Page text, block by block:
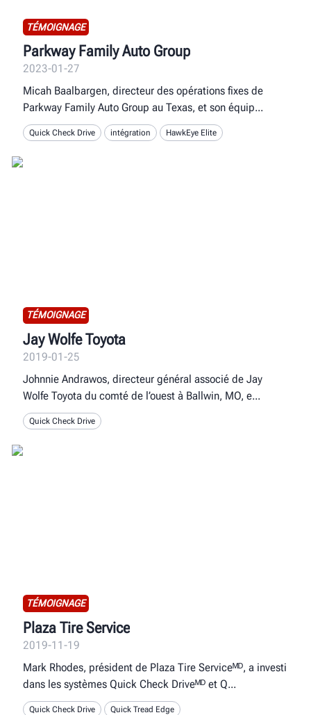
TÉMOIGNAGE
Parkway Family Auto Group
2023-01-27
Micah Baalbargen, directeur des opérations fixes de
Parkway Family Auto Group au Texas, et son équip
Quick Check Drive intégration HawkEye Elite
TÉMOIGNAGE
Jay Wolfe Toyota
2019-01-25
Johnnie Andrawos, directeur général associé de Jay
Wolfe Toyota du comté de l’ouest à Ballwin, MO, e
Quick Check Drive
TÉMOIGNAGE
Plaza Tire Service
2019-11-19
Mark Rhodes, président de Plaza Tire Serviceᴹᴰ, a investi
dans les systèmes Quick Check Driveᴹᴰ et Q
Quick Check Drive Quick Tread Edge